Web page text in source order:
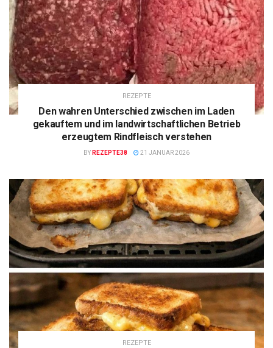
REZEPTE
Den wahren Unterschied zwischen im Laden
gekauftem und im landwirtschaftlichen Betrieb
erzeugtem Rindfleisch verstehen
BY REZEPTE38 21 JANUAR 2026
REZEPTE